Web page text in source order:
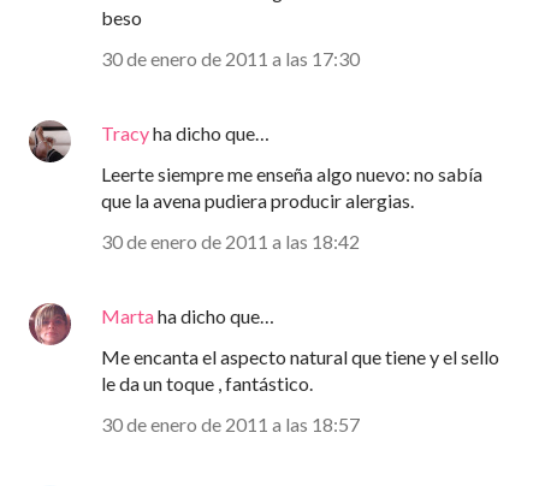
beso
30 de enero de 2011 a las 17:30
Tracyha dicho que…
Leerte siempre me enseña algo nuevo: no sabía
que la avena pudiera producir alergias.
30 de enero de 2011 a las 18:42
Martaha dicho que…
Me encanta el aspecto natural que tiene y el sello
le da un toque , fantástico.
30 de enero de 2011 a las 18:57